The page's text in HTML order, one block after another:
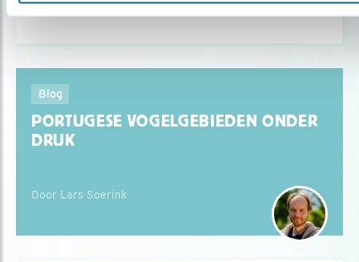
Blog
PORTUGESE VOGELGEBIEDEN ONDER
DRUK
Door Lars Soerink